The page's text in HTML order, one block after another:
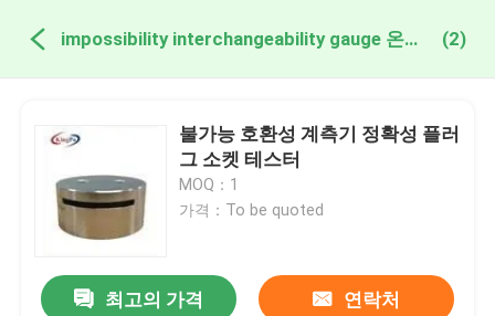
impossibility interchangeability gauge 온라인 제조 (2)
불가능 호환성 계측기 정확성 플러
그 소켓 테스터
MOQ：1
가격：To be quoted
최고의 가격 연락처